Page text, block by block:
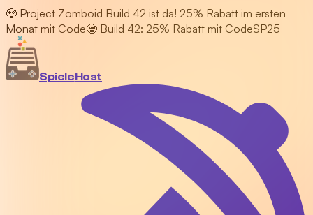
🧟 Project Zomboid Build 42 ist da! 25% Rabatt im ersten
Monat mit Code🧟 Build 42: 25% Rabatt mit CodeSP25
SpieleHost